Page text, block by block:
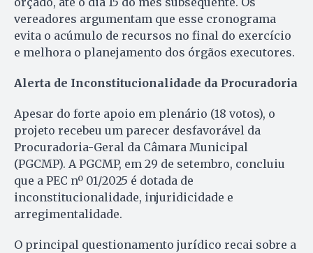
vereadores argumentam que esse cronograma
evita o acúmulo de recursos no final do exercício
e melhora o planejamento dos órgãos executores.
Alerta de Inconstitucionalidade da Procuradoria
Apesar do forte apoio em plenário (18 votos), o
projeto recebeu um parecer desfavorável da
Procuradoria-Geral da Câmara Municipal
(PGCMP). A PGCMP, em 29 de setembro, concluiu
que a PEC nº 01/2025 é dotada de
inconstitucionalidade, injuridicidade e
arregimentalidade.
O principal questionamento jurídico recai sobre a